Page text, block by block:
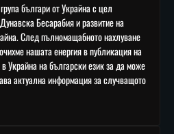
българи от Украйна с цел
Бесарабия и развитие на
След пълномащабното нахлуване
нашата енергия в публикация на
Украйна на български език за да може
актуална информация за случващото